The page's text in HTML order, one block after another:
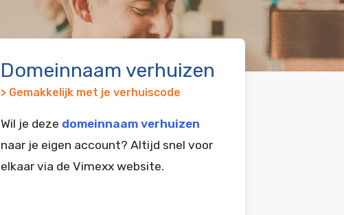
Domeinnaam verhuizen
> Gemakkelijk met je verhuiscode
Wil je deze domeinnaam verhuizen
naar je eigen account? Altijd snel voor
elkaar via de Vimexx website.